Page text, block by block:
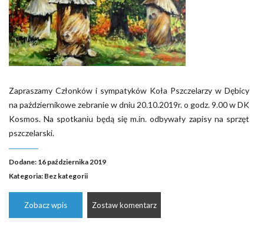
Zapraszamy Członków i sympatyków Koła Pszczelarzy w Dębicy
na październikowe zebranie w dniu 20.10.2019r. o godz. 9.00 w DK
Kosmos. Na spotkaniu będą się m.in. odbywały zapisy na sprzęt
pszczelarski.
Dodane: 16 października 2019
Kategoria: Bez kategorii
Zobacz wpis Zostaw komentarz